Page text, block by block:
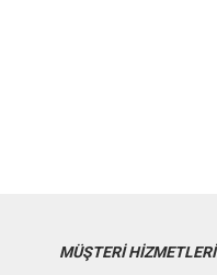
MÜŞTERİ HİZMETLERİ